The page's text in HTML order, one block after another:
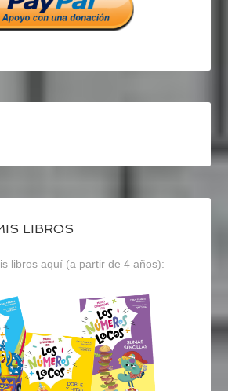
LIBROS
libros aquí (a partir de 4 años):